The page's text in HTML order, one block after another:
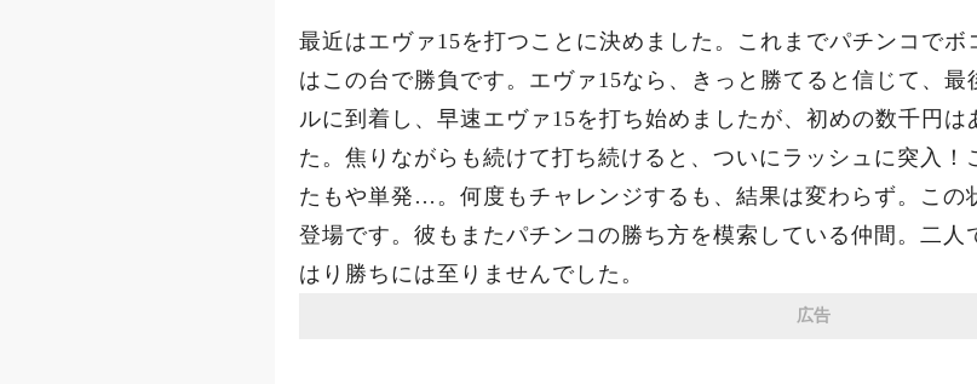
最近はエヴァ15を打つことに決めました。これまでパチンコでボ
はこの台で勝負です。エヴァ15なら、きっと勝てると信じて、
ルに到着し、早速エヴァ15を打ち始めましたが、初めの数千円は
た。焦りながらも続けて打ち続けると、ついにラッシュに突入！
たもや単発…。何度もチャレンジするも、結果は変わらず。この
登場です。彼もまたパチンコの勝ち方を模索している仲間。二人
はり勝ちには至りませんでした。
広告